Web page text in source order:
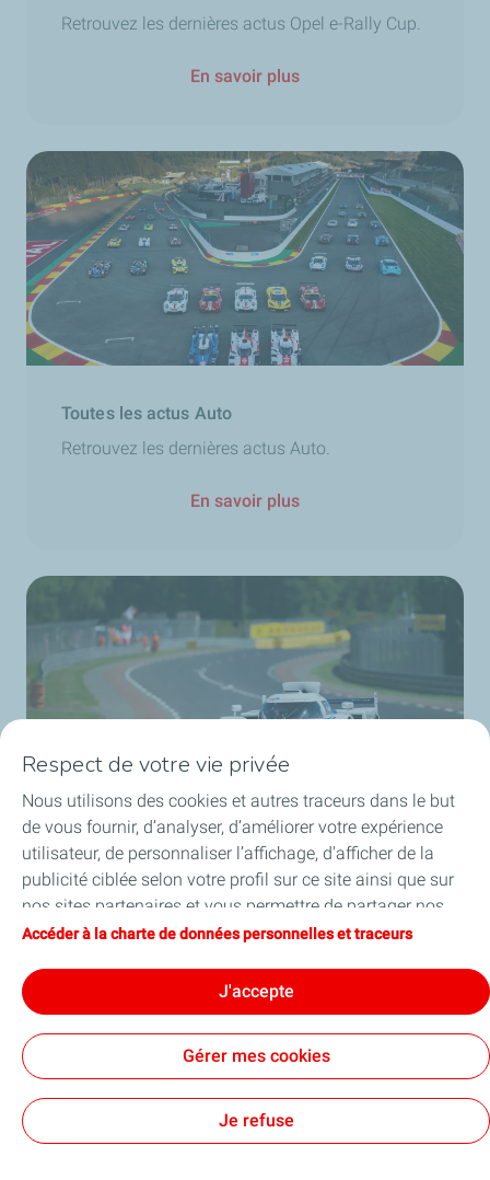
Retrouvez les dernières actus Opel e-Rally Cup.
En savoir plus
Toutes les actus Auto
Retrouvez les dernières actus Auto.
En savoir plus
MissionH24
Retrouvez les dernières actus MissionH24.
En savoir plus
Accessibilité : partiellement conforme
Respect de votre vie privée
Nous utilisons des cookies et autres traceurs dans le but
de vous fournir, d’analyser, d’améliorer votre expérience
utilisateur, de personnaliser l’affichage, d'afficher de la
publicité ciblée selon votre profil sur ce site ainsi que sur
nos sites partenaires et vous permettre de partager nos
contenus sur les réseaux sociaux. Vous pouvez à tout
sur le bouton « Gérer mes cookies ». En cliquant sur le
bouton « J’accepte », vous acceptez le dépôt de
l’ensemble des cookies. Dans le cas où vous cliquez sur
« Je refuse », seuls les cookies techniques nécessaires au
d’informations, notamment sur la liste des partenaires,
vous pouvez consulter la page « Charte de données
Accéder à la charte de données personnelles et traceurs
J'accepte
Gérer mes cookies
Je refuse